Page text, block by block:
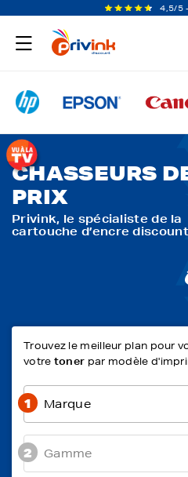
4,5/5
CHASSEURS
PRIX
Privink, le spécialiste de la
cartouche d’encre
Trouvez le meilleur plan pour
votre toner par modèle
1 Marque
2 Gamme